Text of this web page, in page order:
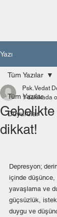
Yazı
Tüm Yazılar
Duyurular
Tüm Yazılar
dikkat!
Psk. Vedat
1 dakikada
Depresyon;
içinde
yavaşlama ve
güçsüzlük,
duygu ve